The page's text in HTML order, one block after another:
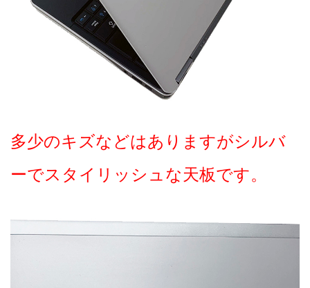
多少のキズなどはありますがシルバ
ーでスタイリッシュな天板です。